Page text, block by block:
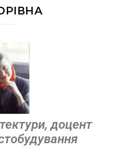
доцент